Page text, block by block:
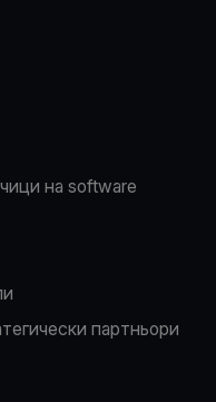
на software
партньори